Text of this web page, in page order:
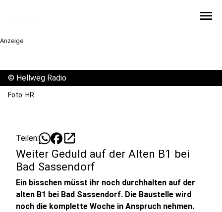
menu
Anzeige
© Hellweg Radio
Foto: HR
Teilen: open_in_new
Weiter Geduld auf der Alten B1 bei
Bad Sassendorf
Ein bisschen müsst ihr noch durchhalten auf der
alten B1 bei Bad Sassendorf. Die Baustelle wird
noch die komplette Woche in Anspruch nehmen.